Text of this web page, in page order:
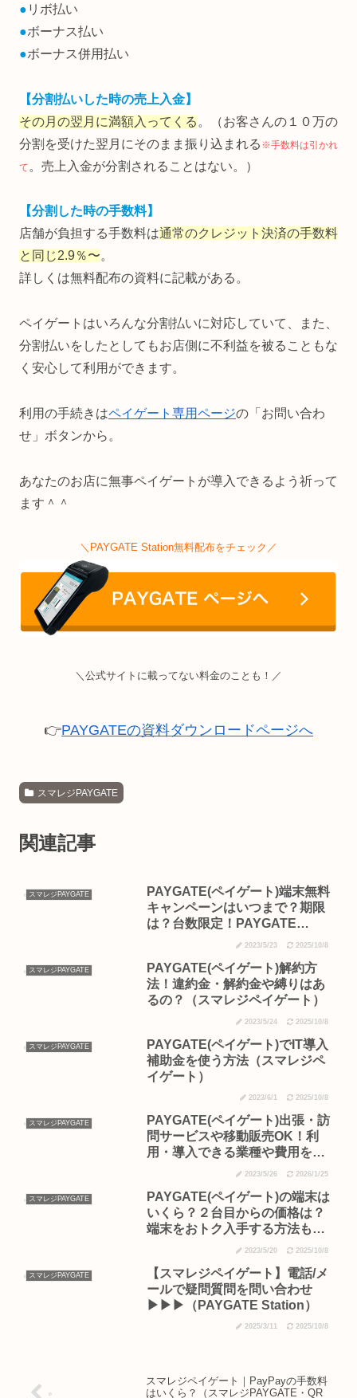
● リボ払い
●ボーナス払い
●ボーナス併用払い
【分割払いした時の売上入金】
その月の翌月に満額入ってくる 。（お客さんの１０万の
分割を受けた翌月にそのまま振り込まれる ※手数料は引かれ
て 。売上入金が分割されることはない。）
【分割した時の手数料】
店舗が負担する手数料は通常のクレジット決済の手数料
と同じ2.9％〜。
詳しくは無料配布の資料に記載がある。
ペイゲートはいろんな分割払いに対応していて、また、
分割払いをしたとしてもお店側に不利益を被ることもな
く安心して利用ができます。
利用の手続きはペイゲート専用ページの「お問い合わ
せ」ボタンから。
あなたのお店に無事ペイゲートが導入できるよう祈って
ます＾＾
＼PAYGATE Station無料配布をチェック／
＼公式サイトに載ってない料金のことも！／
👉PAYGATEの資料ダウンロードページへ
スマレジPAYGATE
関連記事
スマレジPAYGATE
PAYGATE(ペイゲート)端末無料
キャンペーンはいつまで？期限
は？台数限定！PAYGATE
Stationをタダで入手できるのは
ト）
2023/5/23 2025/10/8
スマレジPAYGATE
PAYGATE(ペイゲート)解約方
法！違約金・解約金や縛りはあ
るの？（スマレジペイゲート）
2023/5/24 2025/10/8
スマレジPAYGATE
PAYGATE(ペイゲート)でIT導入
補助金を使う方法（スマレジペ
イゲート）
2023/6/1 2025/10/8
スマレジPAYGATE
PAYGATE(ペイゲート)出張・訪
問サービスや移動販売OK！利
用・導入できる業種や費用を徹
底解説！（スマレジペイゲー
2023/5/26 2026/1/25
スマレジPAYGATE
PAYGATE(ペイゲート)の端末は
いくら？２台目からの価格は？
端末をおトク入手する方法もご
紹介！（スマレジ）2023/5/20 2025/10/8
スマレジPAYGATE
【スマレジペイゲート】電話/メ
ールで疑問質問を問い合わせ
▶︎▶︎▶︎（PAYGATE Station）
2025/3/11 2025/10/8
スマレジペイゲート｜PayPayの手数料
はいくら？（スマレジPAYGATE・QR